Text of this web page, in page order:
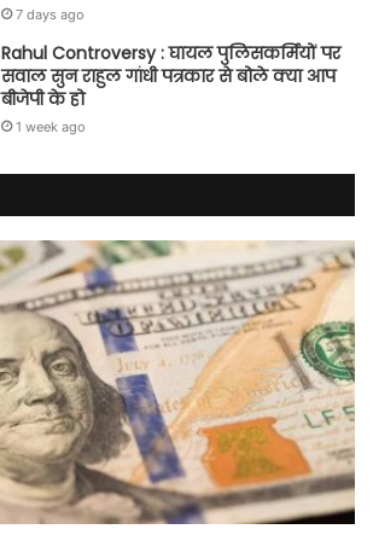
7 days ago
Rahul Controversy : घायल पुलिसकर्मियों पर
सवाल सुन राहुल गांधी पत्रकार से बोले क्या आप
बीजेपी के हो
1 week ago